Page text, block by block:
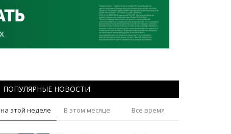
ПОПУЛЯРНЫЕ НОВОСТИ
на этой неделе В этом месяце Все время